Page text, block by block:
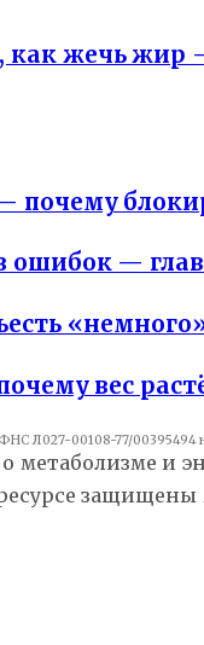
как жечь
почему
—
вес
Л027-00108-77/00395494
метаболизме и